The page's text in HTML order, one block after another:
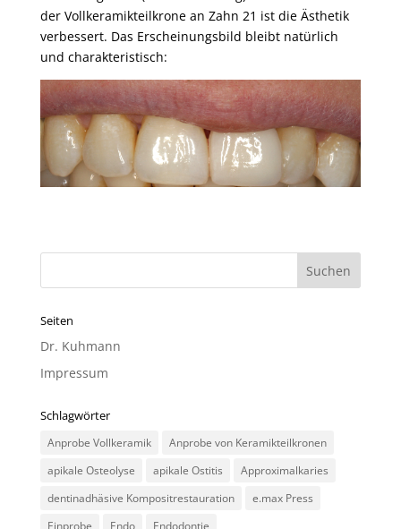
der Vollkeramikteilkrone an Zahn 21 ist die Ästhetik
verbessert. Das Erscheinungsbild bleibt natürlich
und charakteristisch:
Seiten
Dr. Kuhmann
Impressum
Schlagwörter
Anprobe Vollkeramik
Anprobe von Keramikteilkronen
apikale Osteolyse
apikale Ostitis
Approximalkaries
dentinadhäsive Kompositrestauration
e.max Press
Einprobe
Endo
Endodontie